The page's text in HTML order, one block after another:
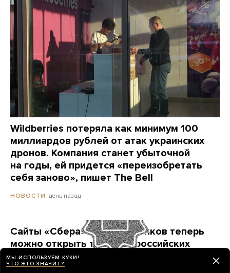
Wildberries потеряла как минимум 100
миллиардов рублей от атак украинских
дронов. Компания станет убыточной
на годы, ей придется «переизобретать
себя заново», пишет The Bell
НОВОСТИ день назад
Сайты «Сбера» и других банков теперь
можно открыть только в российских
браузерах. Это опасно? И какой браузер
выбрать?
МЫ ИСПОЛЬЗУЕМ КУКИ!
ЧТО ЭТО ЗНАЧИТ?